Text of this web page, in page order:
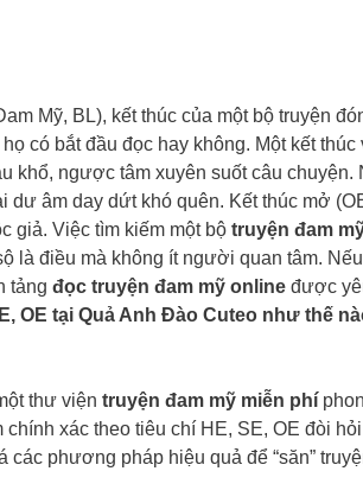
Mỹ, BL), kết thúc của một bộ truyện
có bắt đầu đọc hay không. Một kết
khổ, ngược tâm xuyên suốt câu chuyện.
dư âm day dứt khó quên. Kết thúc mở
giả. Việc tìm kiếm một bộ truyện đam
là điều mà không ít người quan tâm.
tảng đọc truyện đam mỹ online được
OE tại Quả Anh Đào Cuteo như thế
thư viện truyện đam mỹ miễn phí
chính xác theo tiêu chí HE, SE, OE đòi
các phương pháp hiệu quả để “săn”